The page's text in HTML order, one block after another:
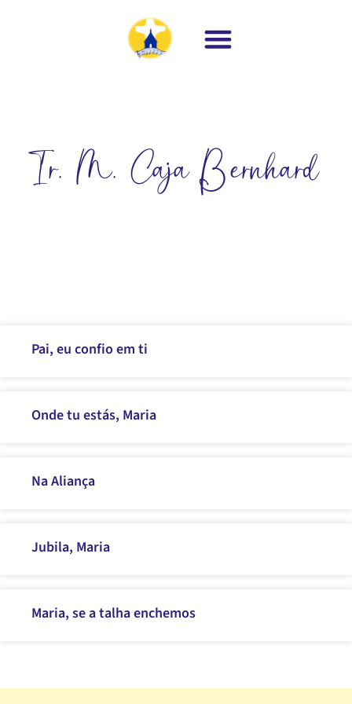
Ir. M. Caja Bernhard
Pai, eu confio em ti
Onde tu estás, Maria
Na Aliança
Jubila, Maria
Maria, se a talha enchemos